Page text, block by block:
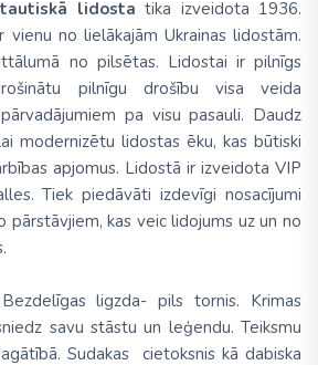
lidostatika izveidota 1936.
vienu no lielākajām Ukrainas lidostām.
no pilsētas. Lidostai ir pilnīgs
pilnīgu drošību visa veida
pa visu pasauli. Daudz
modernizētu lidostas ēku, kas būtiski
apjomus. Lidostā ir izveidota VIP
Tiek piedāvāti izdevīgi nosacījumi
pārstāvjiem, kas veic lidojums uz un no
ligzda- pils tornis. Krimas
savu stāstu un leģendu. Teiksmu
Sudakas cietoksnis kā dabiska